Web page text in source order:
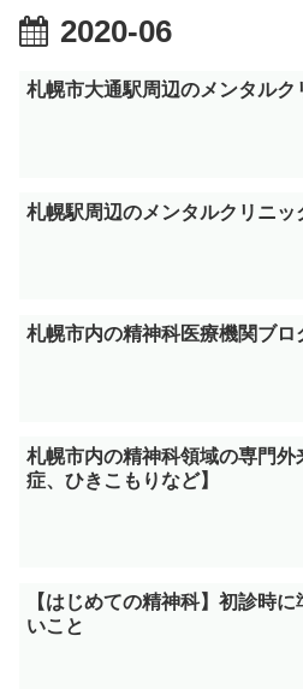
2020-06
札幌市大通駅周辺のメンタルク
札幌駅周辺のメンタルクリニッ
札幌市内の精神科医療機関ブロ
札幌市内の精神科領域の専門
症、ひきこもりなど】
【はじめての精神科】初診時
いこと